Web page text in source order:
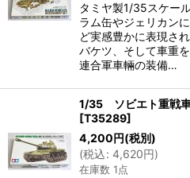
タミヤ製1/35スケー
ラム缶やジェリカン
ど実感豊かに表現さ
バケツ、そして車重
連合軍車輛の装備…
1/35 ソビエト重戦
[T35289]
4,200円(税別)
(税込: 4,620円)
在庫数 1点